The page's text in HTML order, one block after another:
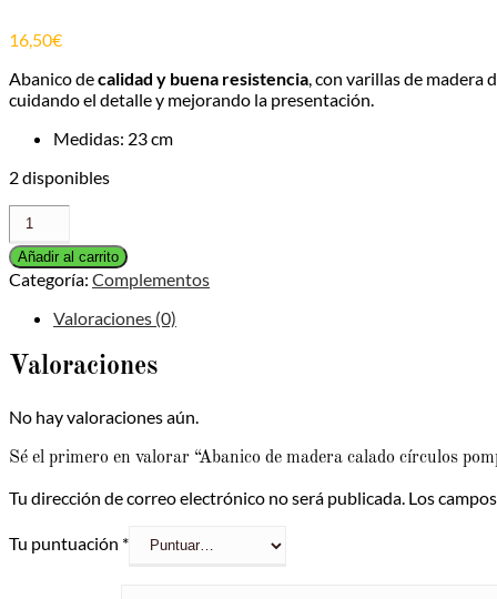
16,50€
Abanico decalidad y buena resistencia, con varillas de madera
cuidando el detalle y mejorando la presentación.
Medidas: 23 cm
2 disponibles
Abanico
madera
calado
pompón
cantidad
Añadir al carrito
Categoría: Complementos
Valoraciones (0)
Valoraciones
No hay valoraciones aún.
Sé el primero en valorar “Abanico de madera calado círculos
Tu dirección de correo electrónico no será publicada. Los
Tu puntuación *